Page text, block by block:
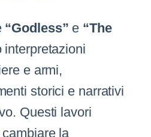
“Godless” e “The
interpretazioni
e armi,
storici e narrativi
Questi lavori
la